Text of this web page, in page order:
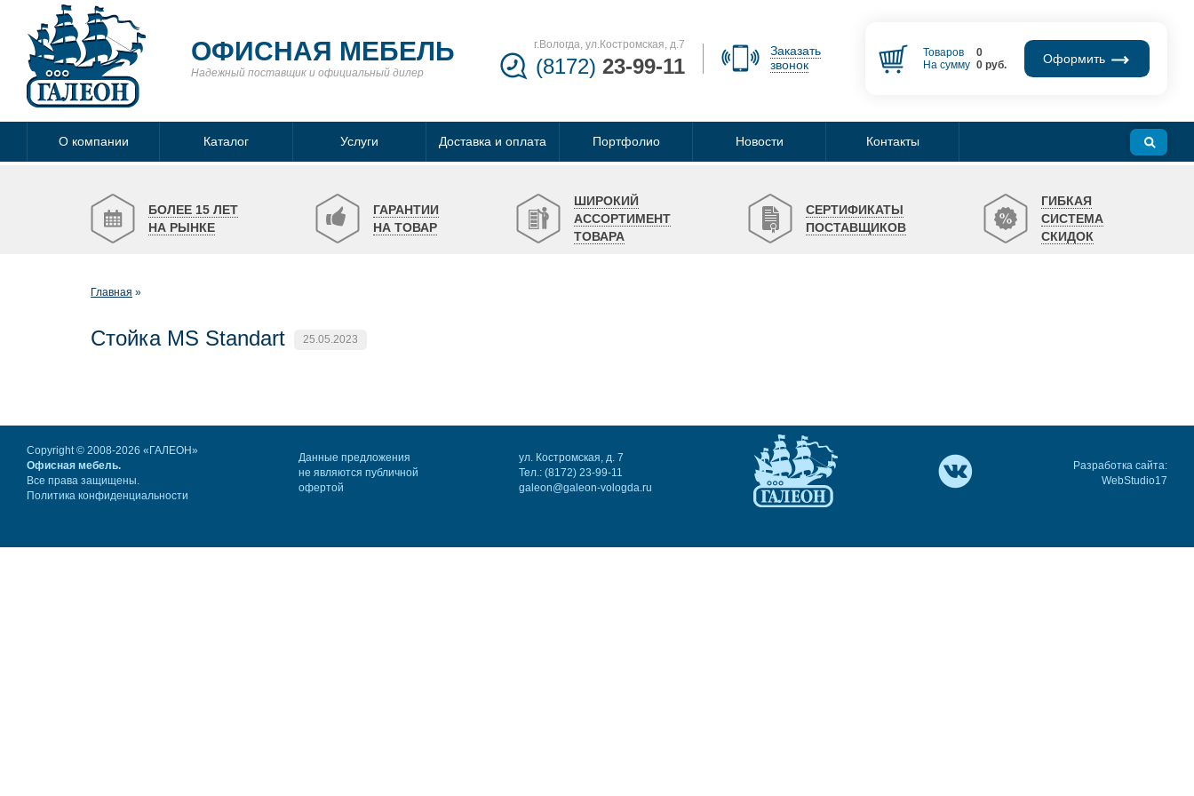
ОФИСНАЯ МЕБЕЛЬ
Надежный поставщик и официальный дилер
г.Вологда, ул.Костромская, д.7
(8172) 23-99-11
Заказать
звонок
Товаров
0
На сумму 0руб. Оформить
О компании Каталог Услуги Доставка и оплата Портфолио Новости Контакты
БОЛЕЕ 15 ЛЕТ
НА РЫНКЕ
ГАРАНТИИ
НА ТОВАР
ШИРОКИЙ
АССОРТИМЕНТ
ТОВАРА
СЕРТИФИКАТЫ
ПОСТАВЩИКОВ
ГИБКАЯ
СИСТЕМА
СКИДОК
Главная
Стойка MS Standart 25.05.2023
Copyright © 2008-2026 «ГАЛЕОН»
Офисная мебель.
Все права защищены.
Политика конфиденциальности
Данные предложения
не являются публичной
офертой
ул. Костромская, д. 7
Тел.: (8172) 23-99-11
galeon@galeon-vologda.ru
Разработка сайта:
WebStudio17